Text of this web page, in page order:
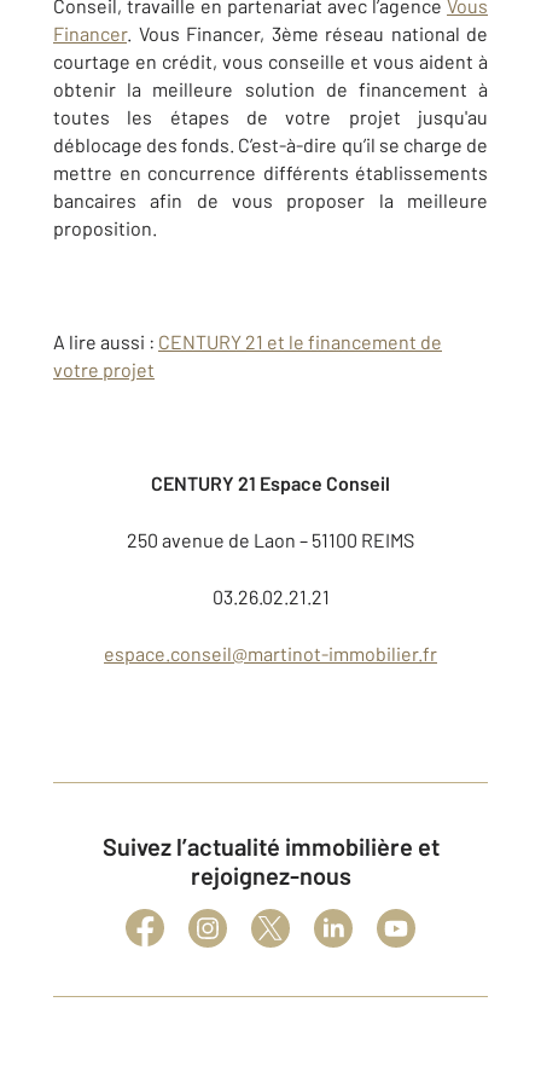
Conseil, travaille en partenariat avec l’agence Vous
Financer. Vous Financer, 3ème réseau national de
courtage en crédit, vous conseille et vous aident à
obtenir la meilleure solution de financement à
toutes les étapes de votre projet jusqu'au
déblocage des fonds. C’est-à-dire qu’il se charge de
mettre en concurrence différents établissements
bancaires afin de vous proposer la meilleure
proposition.
A lire aussi : CENTURY 21 et le financement de
votre projet
CENTURY 21 Espace Conseil
250 avenue de Laon – 51100 REIMS
03.26.02.21.21
espace.conseil@martinot-immobilier.fr
Suivez l’actualité immobilière et
rejoignez-nous